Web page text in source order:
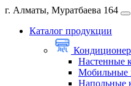
г. Алматы, Муратбаева 164
Каталог продукции
Настенные
Мобильные
Напольные